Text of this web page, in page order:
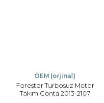
OEM (orjinal)
Forester Turbosuz Motor
Takım Conta 2013-2107